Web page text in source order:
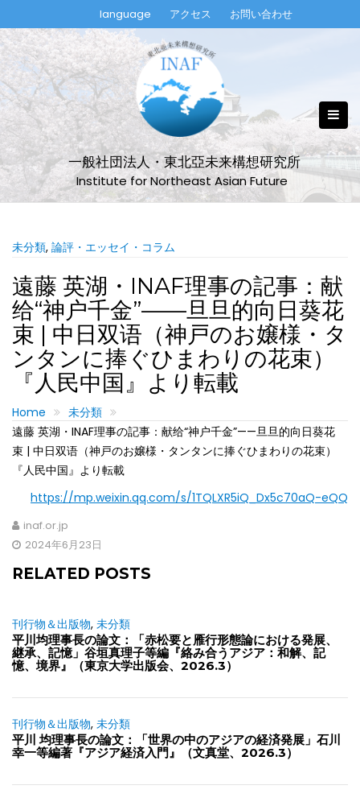
to
content
language アクセス お問い合わせ
一般社団法人・東北亞未来構想研究所
Institute for Northeast Asian Future
未分類, 論評・エッセイ・コラム
遠藤 英湖・INAF理事の記事：献
给“神户千金”——旦旦的向日葵花
束 | 中日双语（神戸のお嬢様・タ
ンタンに捧ぐひまわりの花束）
『人民中国』より転載
Home
未分類
遠藤 英湖・INAF理事の記事：献给“神户千金”——旦旦的向日葵花
束 | 中日双语（神戸のお嬢様・タンタンに捧ぐひまわりの花束）
『人民中国』より転載
https://mp.weixin.qq.com/s/1TQLXR5iQ_Dx5c70aQ-eQQ
inaf.or.jp
2024年6月23日
RELATED POSTS
刊行物＆出版物, 未分類
平川均理事長の論文：「赤松要と雁行形態論における発展、
継承、記憶」谷垣真理子等編『絡み合うアジア：和解、記
憶、境界』（東京大学出版会、2026.3）
刊行物＆出版物, 未分類
平川 均理事長の論文：「世界の中のアジアの経済発展」石川
幸一等編著『アジア経済入門』（文真堂、2026.3）